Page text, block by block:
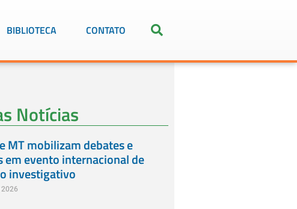
BIBLIOTECA CONTATO
Notícias
MT mobilizam debates e
em evento internacional de
investigativo
2026